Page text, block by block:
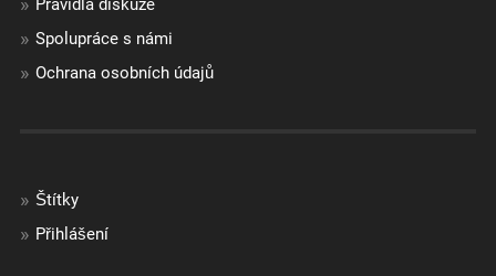
Pravidla diskuze
Spolupráce s námi
Ochrana osobních údajů
Štítky
Přihlášení